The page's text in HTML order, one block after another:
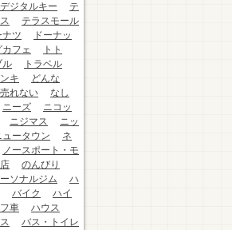
デジタルキー
テ
テラスモール
ナツ
ドーナッ
カフェ
トト
ル
トラベル
ンキ
どんな
れない
なし
ニーズ
ニコッ
ニジマス
ニッ
ュータウン
ネ
ノースポート・モ
のんびり
ソナルジム
ハ
バイク
ハイ
車
ハウス
バス・トイレ